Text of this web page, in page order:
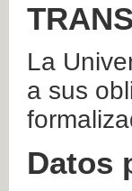
La
a sus
Datos